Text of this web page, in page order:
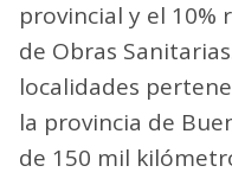
provincial y el 10%
de Obras
localidades
la provincia de
de 150 mil